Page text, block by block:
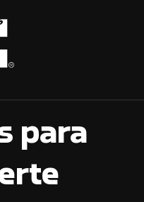
para